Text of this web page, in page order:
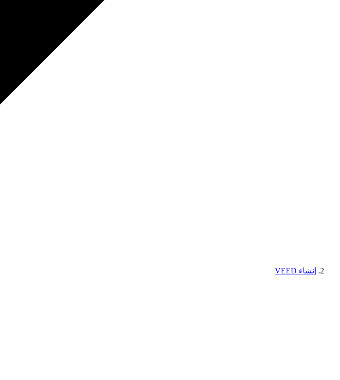
إنشاء VEED